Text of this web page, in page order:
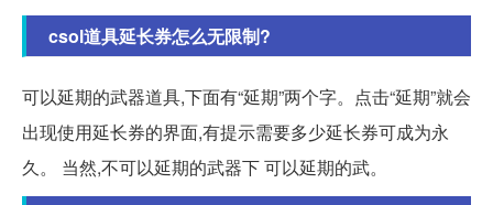
csol道具延长券怎么无限制?
可以延期的武器道具,下面有“延期”两个字。点击“延期”就会
出现使用延长券的界面,有提示需要多少延长券可成为永
久。 当然,不可以延期的武器下 可以延期的武。